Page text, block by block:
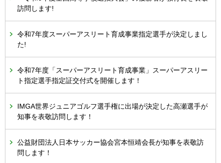
訪問します!
令和7年度スーパーアスリート育成事業指定選手が決定しまし
た!
令和7年度「スーパーアスリート育成事業」スーパーアスリー
ト指定選手指定証交付式を開催します！
IMGA世界ジュニアゴルフ選手権に出場が決定した高瀬選手が
知事を表敬訪問します！
公益財団法人日本サッカー協会宮本恒靖会長が知事を表敬訪
問します！